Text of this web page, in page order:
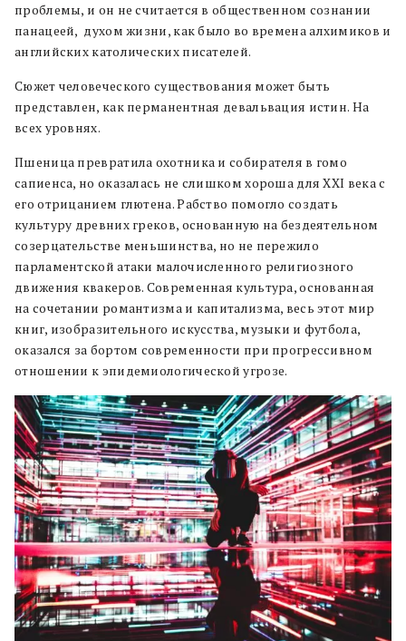
проблемы, и он не считается в общественном сознании
панацеей, духом жизни, как было во времена алхимиков и
английских католических писателей.
Сюжет человеческого существования может быть
представлен, как перманентная девальвация истин. На
всех уровнях.
Пшеница превратила охотника и собирателя в гомо
сапиенса, но оказалась не слишком хороша для XXI века с
его отрицанием глютена. Рабство помогло создать
культуру древних греков, основанную на бездеятельном
созерцательстве меньшинства, но не пережило
парламентской атаки малочисленного религиозного
движения квакеров. Современная культура, основанная
на сочетании романтизма и капитализма, весь этот мир
книг, изобразительного искусства, музыки и футбола,
оказался за бортом современности при прогрессивном
отношении к эпидемиологической угрозе.